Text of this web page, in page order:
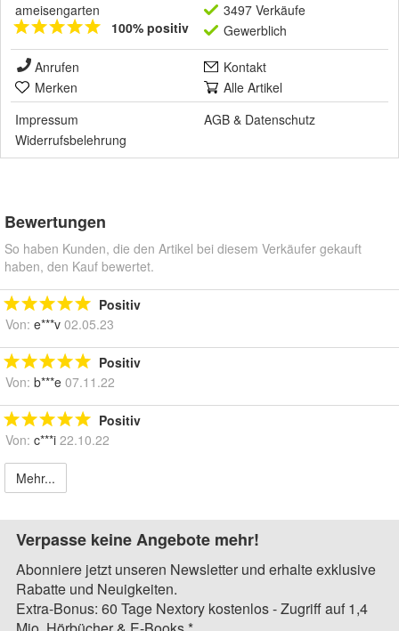
ameisengarten
100% positiv
3497 Verkäufe
Gewerblich
Anrufen
Kontakt
Merken
Alle Artikel
Impressum
AGB & Datenschutz
Widerrufsbelehrung
Bewertungen
So haben Kunden, die den Artikel bei diesem Verkäufer gekauft
haben, den Kauf bewertet.
Positiv
Von: e***v 02.05.23
Positiv
Von: b***e 07.11.22
Positiv
Von: c***i 22.10.22
Mehr...
Verpasse keine Angebote mehr!
Abonniere jetzt unseren Newsletter und erhalte exklusive
Rabatte und Neuigkeiten.
Extra-Bonus: 60 Tage Nextory kostenlos - Zugriff auf 1,4